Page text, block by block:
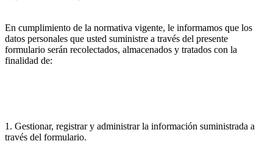
En cumplimiento de la normativa vigente, le informamos que los
datos personales que usted suministre a través del presente
formulario serán recolectados, almacenados y tratados con la
finalidad de:
1. Gestionar, registrar y administrar la información suministrada a
través del formulario.